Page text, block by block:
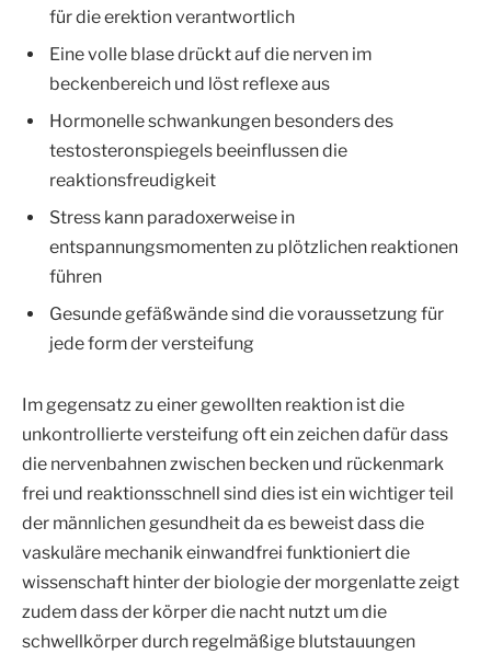
für die erektion verantwortlich
Eine volle blase drückt auf die nerven im
beckenbereich und löst reflexe aus
Hormonelle schwankungen besonders des
testosteronspiegels beeinflussen die
reaktionsfreudigkeit
Stress kann paradoxerweise in
entspannungsmomenten zu plötzlichen reaktionen
führen
Gesunde gefäßwände sind die voraussetzung für
jede form der versteifung
Im gegensatz zu einer gewollten reaktion ist die
unkontrollierte versteifung oft ein zeichen dafür dass
die nervenbahnen zwischen becken und rückenmark
frei und reaktionsschnell sind dies ist ein wichtiger teil
der männlichen gesundheit da es beweist dass die
vaskuläre mechanik einwandfrei funktioniert die
wissenschaft hinter der biologie der morgenlatte zeigt
zudem dass der körper die nacht nutzt um die
schwellkörper durch regelmäßige blutstauungen